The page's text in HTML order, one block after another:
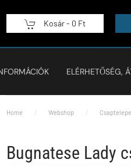
Kosár - 0 Ft
ELÉRHETŐSÉG,
Home Webshop
Bugnatese Lady